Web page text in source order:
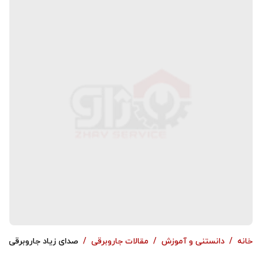
خانه دانستنی و آموزش مقالات جاروبرقی صدای زیاد